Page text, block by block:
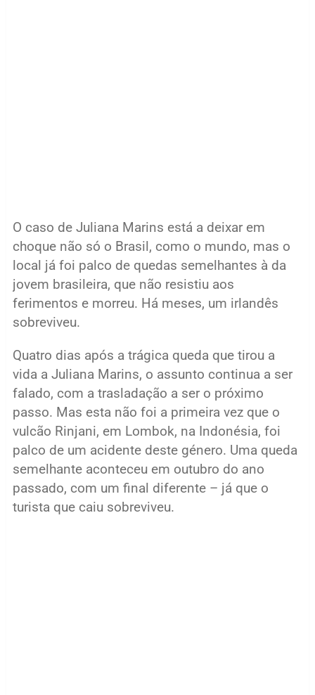
O caso de Juliana Marins está a deixar em
choque não só o Brasil, como o mundo, mas o
local já foi palco de quedas semelhantes à da
jovem brasileira, que não resistiu aos
ferimentos e morreu. Há meses, um irlandês
sobreviveu.
Quatro dias após a trágica queda que tirou a
vida a Juliana Marins, o assunto continua a ser
falado, com a trasladação a ser o próximo
passo. Mas esta não foi a primeira vez que o
vulcão Rinjani, em Lombok, na Indonésia, foi
palco de um acidente deste género. Uma queda
semelhante aconteceu em outubro do ano
passado, com um final diferente – já que o
turista que caiu sobreviveu.